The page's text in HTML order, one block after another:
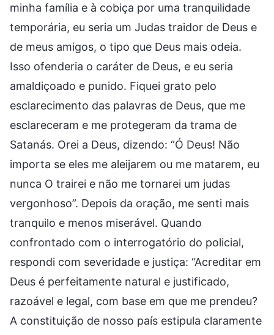
minha família e à cobiça por uma tranquilidade
temporária, eu seria um Judas traidor de Deus e
de meus amigos, o tipo que Deus mais odeia.
Isso ofenderia o caráter de Deus, e eu seria
amaldiçoado e punido. Fiquei grato pelo
esclarecimento das palavras de Deus, que me
esclareceram e me protegeram da trama de
Satanás. Orei a Deus, dizendo: “Ó Deus! Não
importa se eles me aleijarem ou me matarem, eu
nunca O trairei e não me tornarei um judas
vergonhoso”. Depois da oração, me senti mais
tranquilo e menos miserável. Quando
confrontado com o interrogatório do policial,
respondi com severidade e justiça: “Acreditar em
Deus é perfeitamente natural e justificado,
razoável e legal, com base em que me prendeu?
A constituição de nosso país estipula claramente